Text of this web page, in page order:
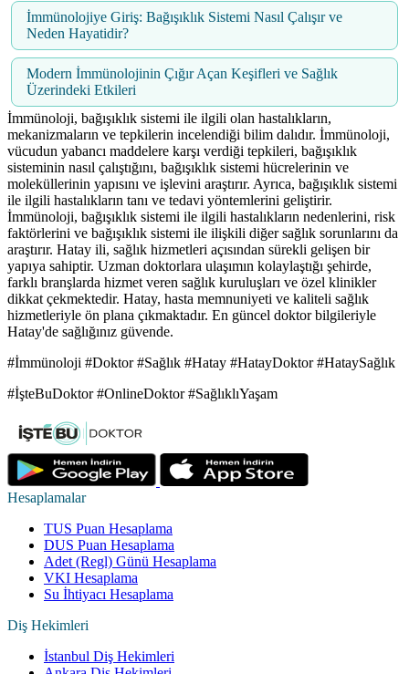
İmmünolojiye Giriş: Bağışıklık Sistemi Nasıl Çalışır ve
Neden Hayatidir?
Modern İmmünolojinin Çığır Açan Keşifleri ve Sağlık
Üzerindeki Etkileri
İmmünoloji, bağışıklık sistemi ile ilgili olan hastalıkların,
mekanizmaların ve tepkilerin incelendiği bilim dalıdır. İmmünoloji,
vücudun yabancı maddelere karşı verdiği tepkileri, bağışıklık
sisteminin nasıl çalıştığını, bağışıklık sistemi hücrelerinin ve
moleküllerinin yapısını ve işlevini araştırır. Ayrıca, bağışıklık sistemi
ile ilgili hastalıkların tanı ve tedavi yöntemlerini geliştirir.
İmmünoloji, bağışıklık sistemi ile ilgili hastalıkların nedenlerini, risk
faktörlerini ve bağışıklık sistemi ile ilişkili diğer sağlık sorunlarını da
araştırır. Hatay ili, sağlık hizmetleri açısından sürekli gelişen bir
yapıya sahiptir. Uzman doktorlara ulaşımın kolaylaştığı şehirde,
farklı branşlarda hizmet veren sağlık kuruluşları ve özel klinikler
dikkat çekmektedir. Hatay, hasta memnuniyeti ve kaliteli sağlık
hizmetleriyle ön plana çıkmaktadır. En güncel doktor bilgileriyle
Hatay'de sağlığınız güvende.
#İmmünoloji #Doktor #Sağlık #Hatay #HatayDoktor #HataySağlık
#İşteBuDoktor #OnlineDoktor #SağlıklıYaşam
Hesaplamalar
TUS Puan Hesaplama
DUS Puan Hesaplama
Adet (Regl) Günü Hesaplama
VKI Hesaplama
Su İhtiyacı Hesaplama
Diş Hekimleri
İstanbul Diş Hekimleri